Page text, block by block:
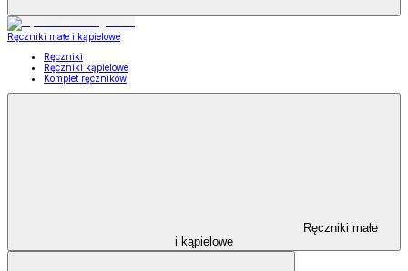
Ręczniki małe i kąpielowe
Ręczniki
Ręczniki kąpielowe
Komplet ręczników
Ręczniki małe
i kąpielowe